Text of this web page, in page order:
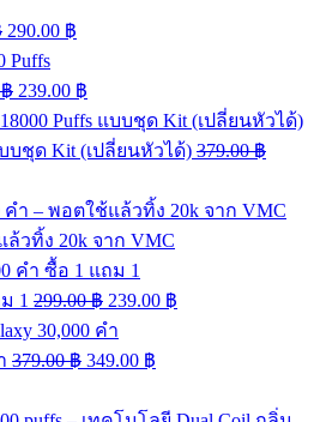
290.00 ฿
฿ 239.00 ฿
บบชุด Kit (เปลี่ยนหัวได้) 379.00฿
ล้วทิ้ง 20k จาก VMC
1 299.00฿ 239.00 ฿
379.00฿ 349.00 ฿